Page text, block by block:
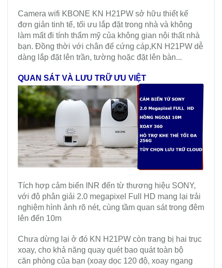
Camera wifi KBONE KN H21PW sở hữu thiết kế
đơn giản tinh tế, tối ưu lắp đặt trong nhà và không
làm mất đi tính thẩm mỹ của không gian nội thất nhà
bạn. Đồng thời với chân đế cứng cáp,KN H21PW dễ
dàng lắp đặt lên trần, tường hoặc đặt lên bàn...
QUAN SÁT VÀ LƯU TRỮ ƯU VIỆT
Tích hợp cảm biến INR đến từ thương hiệu SONY,
với độ phân giải 2.0 megapixel Full HD mang lại trải
nghiệm hình ảnh rõ nét, cùng tầm quan sát trong đêm
lên đến 10m
Chưa dừng lại ở đó KN H21PW còn trang bị hai trục
xoay, cho khả năng quay quét bao quát toàn bộ
căn phòng của bạn (xoay dọc 120 độ, xoay ngang